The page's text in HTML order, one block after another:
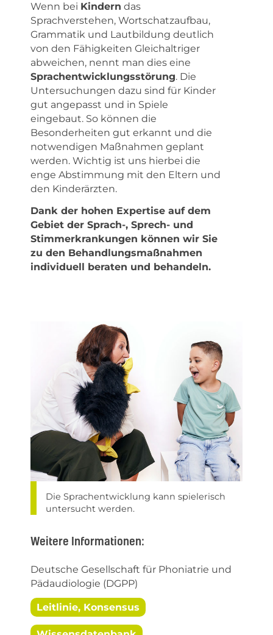
Wenn bei Kindern das
Sprachverstehen, Wortschatzaufbau,
Grammatik und Lautbildung deutlich
von den Fähigkeiten Gleichaltriger
abweichen, nennt man dies eine
Sprachentwicklungsstörung. Die
Untersuchungen dazu sind für Kinder
gut angepasst und in Spiele
eingebaut. So können die
Besonderheiten gut erkannt und die
notwendigen Maßnahmen geplant
werden. Wichtig ist uns hierbei die
enge Abstimmung mit den Eltern und
den Kinderärzten.
Dank der hohen Expertise auf dem
Gebiet der Sprach-, Sprech- und
Stimmerkrankungen können wir Sie
zu den Behandlungsmaßnahmen
individuell beraten und behandeln.
Die Sprachentwicklung kann spielerisch
untersucht werden.
Weitere Informationen:
Deutsche Gesellschaft für Phoniatrie und
Pädaudiologie (DGPP)
Leitlinie, Konsensus